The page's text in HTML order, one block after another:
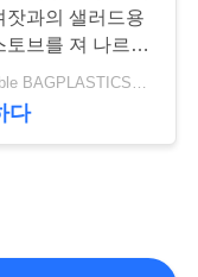
품
59
잣과의 샐러드용
토브를 져 나르는
폴드형 스테인레
야영시키는 작은
다닐 수 있는 나무
Negotiable BAGPLASTICS@YAHOO.COM MOQ:1000 부분 스카이프 : 마이데아르닐
다